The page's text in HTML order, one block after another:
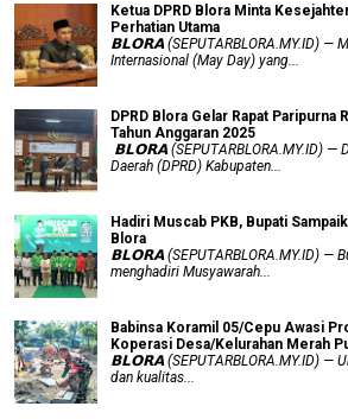
Ketua DPRD Blora Minta
Perhatian Utama
​𝗕𝗟𝗢𝗥𝗔 (SEPUTARBLORA.MY.ID) —
Internasional (May Day) yang...
DPRD Blora Gelar Rapat Paripurna
Tahun Anggaran 2025
𝗕𝗟𝗢𝗥𝗔 (SEPUTARBLORA.MY.ID) —
Daerah (DPRD) Kabupaten...
Hadiri Muscab PKB, Bupati
Blora
𝗕𝗟𝗢𝗥𝗔 (SEPUTARBLORA.MY.ID) —
menghadiri Musyawarah...
Babinsa Koramil 05/Cepu Awasi
Koperasi Desa/Kelurahan Merah
𝗕𝗟𝗢𝗥𝗔 (SEPUTARBLORA.MY.ID) —
dan kualitas...